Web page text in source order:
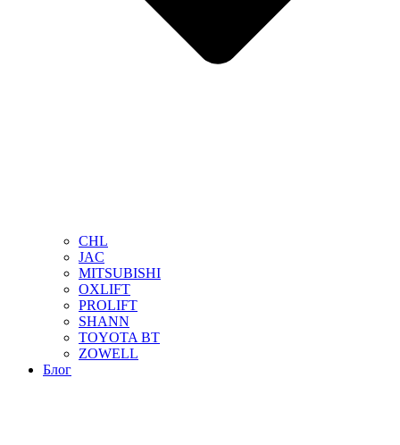
CHL
JAC
MITSUBISHI
OXLIFT
PROLIFT
SHANN
TOYOTA BT
ZOWELL
Блог